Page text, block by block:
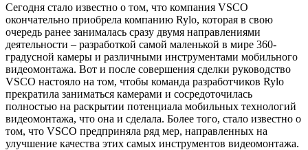
Сегодня стало известно о том, что компания VSCO
окончательно приобрела компанию Rylo, которая в свою
очередь ранее занималась сразу двумя направлениями
деятельности – разработкой самой маленькой в мире 360-
градусной камеры и различными инструментами мобильного
видеомонтажа. Вот и после совершения сделки руководство
VSCO настояло на том, чтобы команда разработчиков Rylo
прекратила заниматься камерами и сосредоточилась
полностью на раскрытии потенциала мобильных технологий
видеомонтажа, что она и сделала. Более того, стало известно о
том, что VSCO предприняла ряд мер, направленных на
улучшение качества этих самых инструментов видеомонтажа.